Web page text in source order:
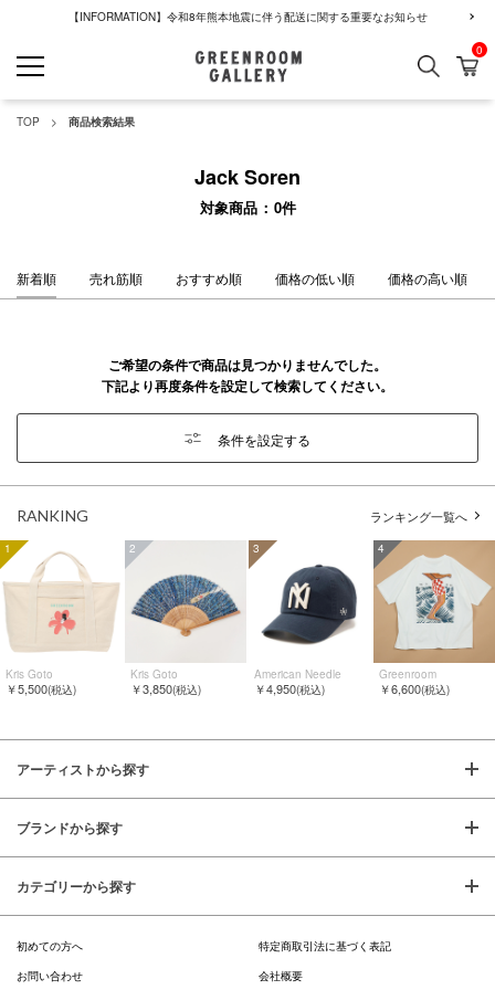
【INFORMATION】令和8年熊本地震に伴う配送に関する重要なお知らせ
検索 カ
0
TOP 商品検索結果
Jack Soren
対象商品 0件
新着順 売れ筋順 おすすめ順 価格の低い順 価格の高い順
ご希望の条件で商品は見つかりませんでした。
下記より再度条件を設定して検索してください。
条件を設定する
RANKING ランキング一覧へ
1
Kris Goto
￥5,500(税込)
2
Kris Goto
￥3,850(税込)
3
American Needle
￥4,950(税込)
4
Greenroom
￥6,600(税込)
アーティストから探す
ブランドから探す
カテゴリーから探す
初めての方へ
特定商取引法に基づく表記
お問い合わせ
会社概要